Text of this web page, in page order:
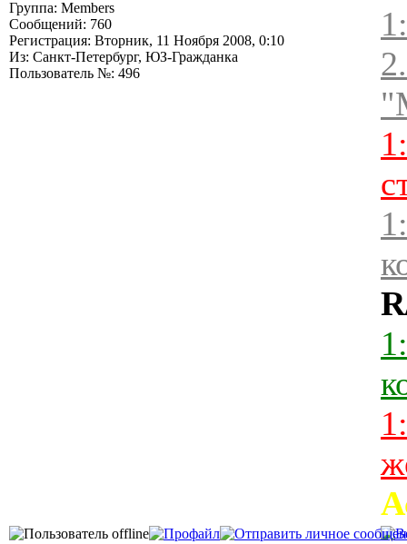
Группа: Members
Сообщений: 760
Регистрация: Вторник, 11 Ноября 2008, 0:10
Из: Санкт-Петербург, ЮЗ-Гражданка
Пользователь №: 496